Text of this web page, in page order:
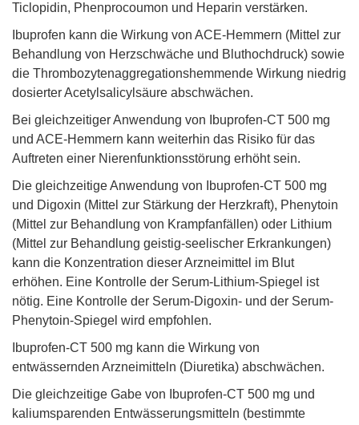
Ticlopidin, Phenprocoumon und Heparin verstärken.
Ibuprofen kann die Wirkung von ACE-Hemmern (Mittel zur
Behandlung von Herzschwäche und Bluthochdruck) sowie
die Thrombozytenaggregationshemmende Wirkung niedrig
dosierter Acetylsalicylsäure abschwächen.
Bei gleichzeitiger Anwendung von Ibuprofen-CT 500 mg
und ACE-Hemmern kann weiterhin das Risiko für das
Auftreten einer Nierenfunktionsstörung erhöht sein.
Die gleichzeitige Anwendung von Ibuprofen-CT 500 mg
und Digoxin (Mittel zur Stärkung der Herzkraft), Phenytoin
(Mittel zur Behandlung von Krampfanfällen) oder Lithium
(Mittel zur Behandlung geistig-seelischer Erkrankungen)
kann die Konzentration dieser Arzneimittel im Blut
erhöhen. Eine Kontrolle der Serum-Lithium-Spiegel ist
nötig. Eine Kontrolle der Serum-Digoxin- und der Serum-
Phenytoin-Spiegel wird empfohlen.
Ibuprofen-CT 500 mg kann die Wirkung von
entwässernden Arzneimitteln (Diuretika) abschwächen.
Die gleichzeitige Gabe von Ibuprofen-CT 500 mg und
kaliumsparenden Entwässerungsmitteln (bestimmte